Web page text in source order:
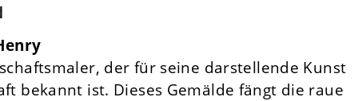
der für seine darstellende Kunst
bekannt ist. Dieses Gemälde fängt die raue